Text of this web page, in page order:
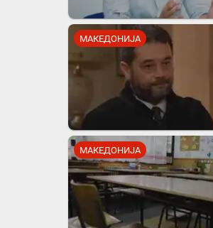
МАКЕДОНИЈА
МАКЕДОНИЈА